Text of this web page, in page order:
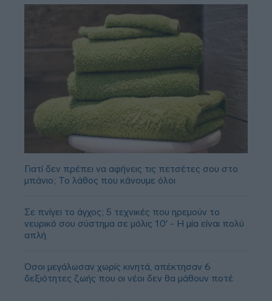
Γιατί δεν πρέπει να αφήνεις τις πετσέτες σου στο
μπάνιο; Το λάθος που κάνουμε όλοι
Σε πνίγει το άγχος; 5 τεχνικές που ηρεμούν το
νευρικό σου σύστημα σε μόλις 10' - Η μία είναι πολύ
απλή
Όσοι μεγάλωσαν χωρίς κινητά, απέκτησαν 6
δεξιότητες ζωής που οι νέοι δεν θα μάθουν ποτέ